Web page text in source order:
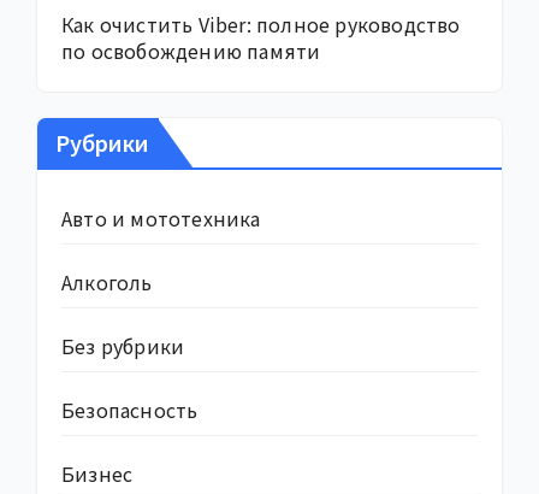
Как очистить Viber: полное руководство
по освобождению памяти
Рубрики
Авто и мототехника
Алкоголь
Без рубрики
Безопасность
Бизнес